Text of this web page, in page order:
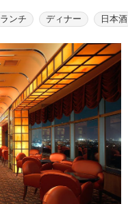
ランチ ディナー 日本酒